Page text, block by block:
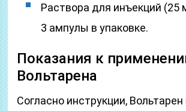
Раствора для инъекций (25
3 ампулы в упаковке.
Показания к
Вольтарена
Согласно инструкции,